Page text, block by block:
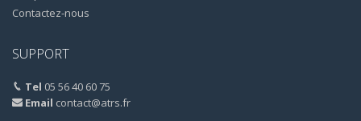
Contactez-nous
SUPPORT
Tel 05 56 40 60 75
Email contact@atrs.fr